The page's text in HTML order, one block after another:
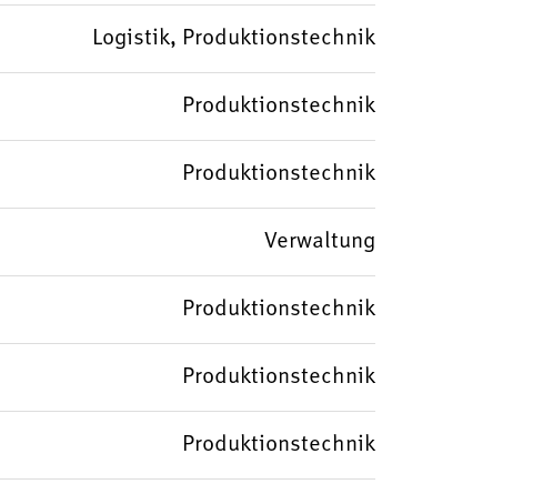
Logistik, Produktionstechnik
Produktionstechnik
Produktionstechnik
Verwaltung
Produktionstechnik
Produktionstechnik
Produktionstechnik